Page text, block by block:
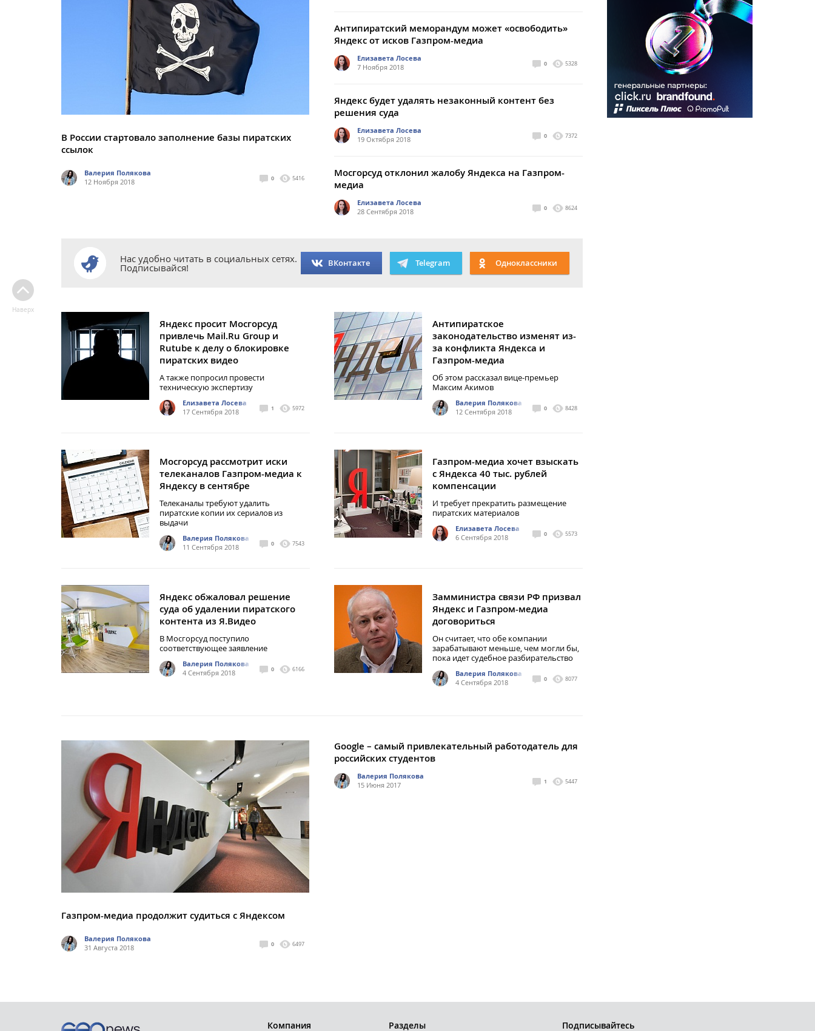
В России стартовало заполнение базы пиратских
ссылок
Валерия Полякова
12 Ноября 2018
0 5416
Антипиратский меморандум может «освободить»
Яндекс от исков Газпром-медиа
Елизавета Лосева
7 Ноября 2018
0 5328
Яндекс будет удалять незаконный контент без
решения суда
Елизавета Лосева
19 Октября 2018
0 7372
Мосгорсуд отклонил жалобу Яндекса на Газпром-
медиа
Елизавета Лосева
28 Сентября 2018
0 8624
Нас удобно читать в социальных сетях.
Подписывайся! ВКонтакте Telegram Одноклассники
Яндекс просит Мосгорсуд
привлечь Mail.Ru Group и
Rutube к делу о блокировке
пиратских видео
А также попросил провести
техническую экспертизу
Елизавета Лосева
17 Сентября 2018
1 5972
Антипиратское
законодательство изменят из-
за конфликта Яндекса и
Газпром-медиа
Об этом рассказал вице-премьер
Максим Акимов
Валерия Полякова
12 Сентября 2018
0 8428
Мосгорсуд рассмотрит иски
телеканалов Газпром-медиа к
Яндексу в сентябре
Телеканалы требуют удалить
пиратские копии их сериалов из
выдачи
Валерия Полякова
11 Сентября 2018
0 7543
Газпром-медиа хочет взыскать
с Яндекса 40 тыс. рублей
компенсации
И требует прекратить размещение
пиратских материалов
Елизавета Лосева
6 Сентября 2018
0 5573
Яндекс обжаловал решение
суда об удалении пиратского
контента из Я.Видео
В Мосгорсуд поступило
соответствующее заявление
Валерия Полякова
4 Сентября 2018
0 6166
Замминистра связи РФ призвал
Яндекс и Газпром-медиа
договориться
Он считает, что обе компании
зарабатывают меньше, чем могли бы,
пока идет судебное разбирательство
Валерия Полякова
4 Сентября 2018
0 8077
Газпром-медиа продолжит судиться с Яндексом
Валерия Полякова
31 Августа 2018
0 6497
Google – самый привлекательный работодатель для
российских студентов
Валерия Полякова
15 Июня 2017
1 5447
Наверх
Компания Разделы Подписывайтесь